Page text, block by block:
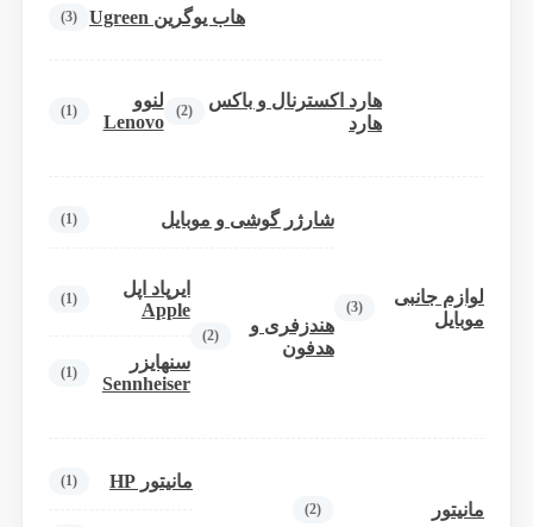
هاب یوگرین Ugreen (3)
هارد اکسترنال و باکس
هارد
(2)
لنوو
Lenovo
(1)
لوازم جانبی
موبایل
(3)
شارژر گوشی و موبایل (1)
هندزفری و
هدفون
(2)
ایرپاد اپل
Apple
(1)
سنهایزر
Sennheiser
(1)
مانیتور (2)
مانیتور HP (1)